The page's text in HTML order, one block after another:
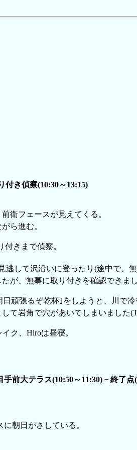
き偵察(10:30～13:15)
衛フェースが見えてくる。
ら進む。
きまで偵察。
逃して沢沿いに登ったり(途中で、
が、無事に取り付きを確認できまし
頑張るぞ乾杯｣をしようと、川で
て岩角で穴があいてしまいました
ク、Hiroは昼寝。
前大テラス(10:50～11:30)－終了点
朝日がさしている。